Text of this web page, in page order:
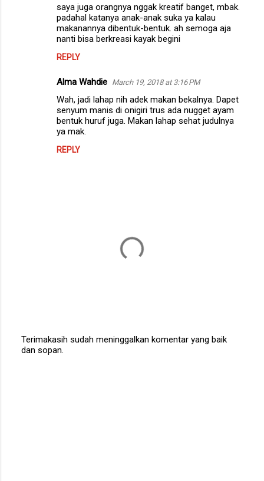
saya juga orangnya nggak kreatif banget, mbak.
padahal katanya anak-anak suka ya kalau
makanannya dibentuk-bentuk. ah semoga aja
nanti bisa berkreasi kayak begini
REPLY
Alma Wahdie March 19, 2018 at 3:16 PM
Wah, jadi lahap nih adek makan bekalnya. Dapet
senyum manis di onigiri trus ada nugget ayam
bentuk huruf juga. Makan lahap sehat judulnya
ya mak.
REPLY
P
Terimakasih sudah meninggalkan komentar yang baik
dan sopan.